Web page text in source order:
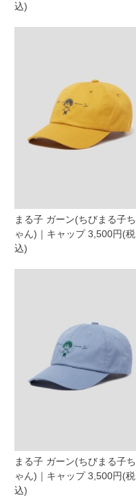
込)
まる子 ガーン(ちびまる子ち
ゃん)｜キャップ 3,500円(税
込)
まる子 ガーン(ちびまる子ち
ゃん)｜キャップ 3,500円(税
込)